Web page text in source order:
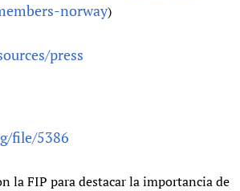
norway)
press
file/5386
la FIP para destacar la importancia de